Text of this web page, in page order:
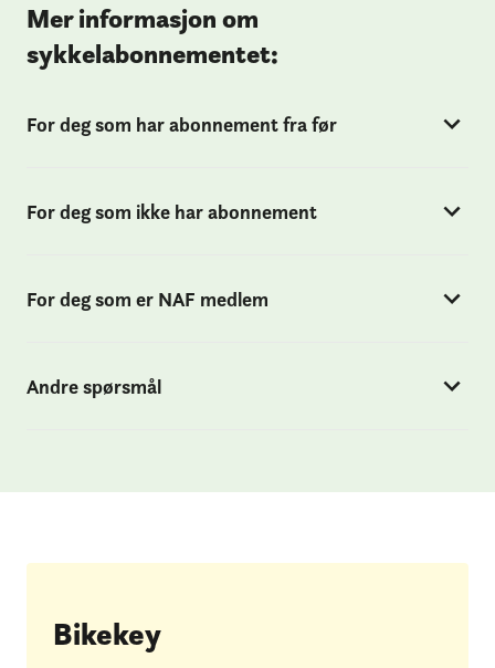
Mer informasjon om
sykkelabonnementet:
For deg som har abonnement fra før
For deg som ikke har abonnement
For deg som er NAF medlem
Andre spørsmål
Bikekey